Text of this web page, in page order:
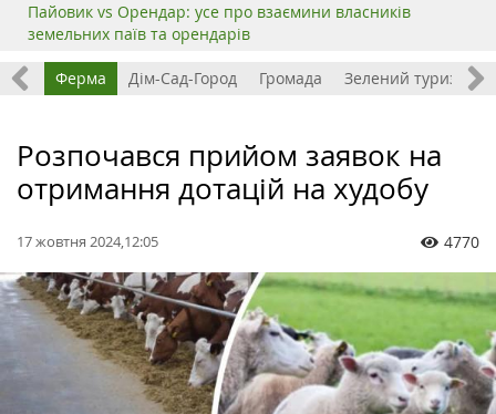
Пайовик vs Орендар: усе про взаємини власників
земельних паїв та орендарів
Ферма Дім-Сад-Город Громада Зелений туризм
Розпочався прийом заявок на
отримання дотацій на худобу
17 жовтня 2024,12:05 4770